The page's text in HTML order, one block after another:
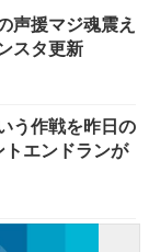
声援マジ魂震え
スタ更新
う作戦を昨日の
エンドランが